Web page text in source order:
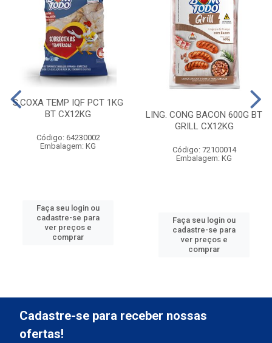
S.COXA TEMP IQF PCT 1KG
BT CX12KG
Código: 64230002
Embalagem: KG
Faça seu login ou
cadastre-se para
ver preços e
comprar
LING. CONG BACON 600G BT
GRILL CX12KG
Código: 72100014
Embalagem: KG
Faça seu login ou
cadastre-se para
ver preços e
comprar
Cadastre-se para receber nossas
ofertas!